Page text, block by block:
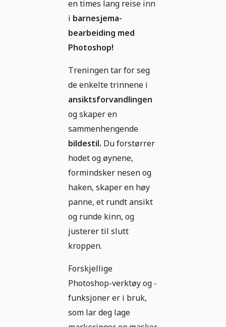
en times lang reise inn
i barnesjema-
bearbeiding med
Photoshop!
Treningen tar for seg
de enkelte trinnene i
ansiktsforvandlingen
og skaper en
sammenhengende
bildestil. Du forstørrer
hodet og øynene,
formindsker nesen og
haken, skaper en høy
panne, et rundt ansikt
og runde kinn, og
justerer til slutt
kroppen.
Forskjellige
Photoshop-verktøy og -
funksjoner er i bruk,
som lar deg lage